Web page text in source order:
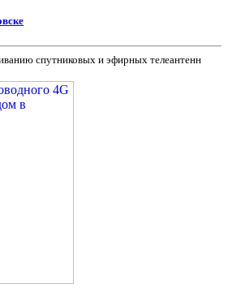
спутниковых и эфирных телеантенн